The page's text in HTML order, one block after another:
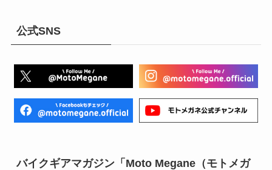
公式SNS
バイクギアマガジン「Moto Megane（モトメガ